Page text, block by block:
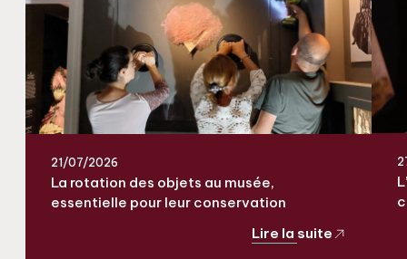
21/07/2026
La rotation des objets au musée,
essentielle pour leur conservation
Lire la suite